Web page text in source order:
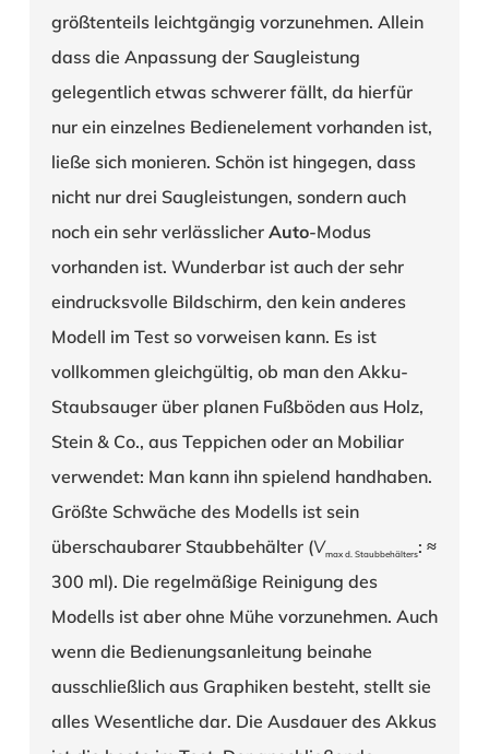
größtenteils leichtgängig vorzunehmen. Allein
dass die Anpassung der Saugleistung
gelegentlich etwas schwerer fällt, da hierfür
nur ein einzelnes Bedienelement vorhanden ist,
ließe sich monieren. Schön ist hingegen, dass
nicht nur drei Saugleistungen, sondern auch
noch ein sehr verlässlicher Auto-Modus
vorhanden ist. Wunderbar ist auch der sehr
eindrucksvolle Bildschirm, den kein anderes
Modell im Test so vorweisen kann. Es ist
vollkommen gleichgültig, ob man den Akku-
Staubsauger über planen Fußböden aus Holz,
Stein & Co., aus Teppichen oder an Mobiliar
verwendet: Man kann ihn spielend handhaben.
Größte Schwäche des Modells ist sein
überschaubarer Staubbehälter (Vmax d. Staubbehälters: ≈
300 ml). Die regelmäßige Reinigung des
Modells ist aber ohne Mühe vorzunehmen. Auch
wenn die Bedienungsanleitung beinahe
ausschließlich aus Graphiken besteht, stellt sie
alles Wesentliche dar. Die Ausdauer des Akkus